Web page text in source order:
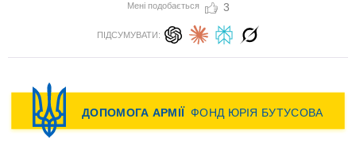
Мені подобається 3
ПІДСУМУВАТИ: